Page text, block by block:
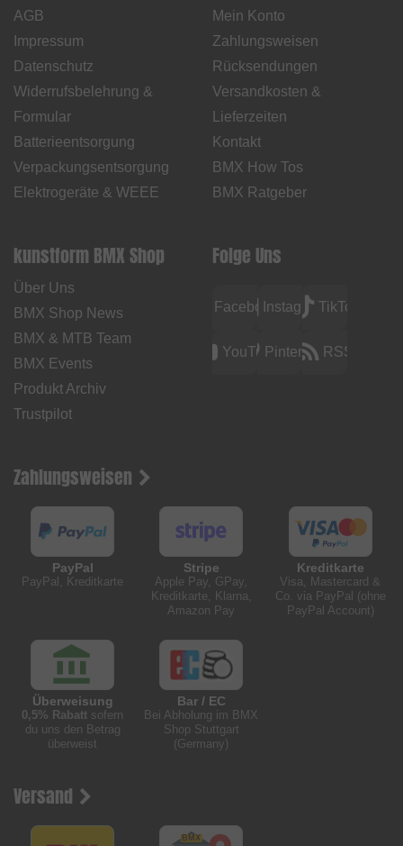
AGB
Impressum
Datenschutz
Widerrufsbelehrung &
Formular
Batterieentsorgung
Verpackungsentsorgung
Elektrogeräte & WEEE
Mein Konto
Zahlungsweisen
Rücksendungen
Versandkosten &
Lieferzeiten
Kontakt
BMX How Tos
BMX Ratgeber
kunstform BMX Shop
Über Uns
BMX Shop News
BMX & MTB Team
BMX Events
Produkt Archiv
Trustpilot
Folge Uns
FacebookInstagramTikTok
YouTubePinterest RSS
Zahlungsweisen
PayPal
PayPal, Kreditkarte
Stripe
Apple Pay, GPay,
Kreditkarte, Klarna,
Amazon Pay
Kreditkarte
Visa, Mastercard &
Co. via PayPal (ohne
PayPal Account)
Überweisung
0,5% Rabatt sofern
du uns den Betrag
überweist
Bar / EC
Bei Abholung im BMX
Shop Stuttgart
(Germany)
Versand